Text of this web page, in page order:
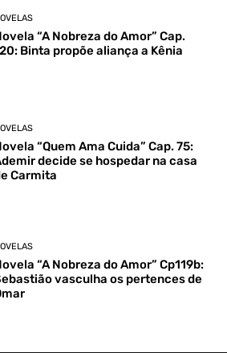
“A Nobreza do Amor” Cap.
Binta propõe aliança a Kênia
“Quem Ama Cuida” Cap. 75:
decide se hospedar na casa
Carmita
“A Nobreza do Amor” Cp119b:
vasculha os pertences de